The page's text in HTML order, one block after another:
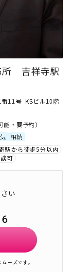
所 吉祥寺駅
番11号 KSビル10階
・要予約）
相続
駅から徒歩5分以内
可
い
ーズです。